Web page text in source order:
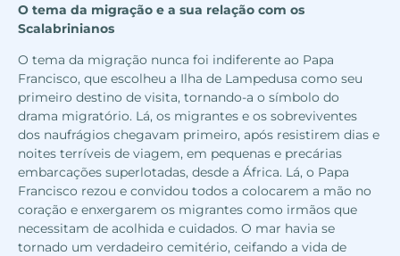
O tema da migração e a sua relação com os
Scalabrinianos
O tema da migração nunca foi indiferente ao Papa
Francisco, que escolheu a Ilha de Lampedusa como seu
primeiro destino de visita, tornando-a o símbolo do
drama migratório. Lá, os migrantes e os sobreviventes
dos naufrágios chegavam primeiro, após resistirem dias e
noites terríveis de viagem, em pequenas e precárias
embarcações superlotadas, desde a África. Lá, o Papa
Francisco rezou e convidou todos a colocarem a mão no
coração e enxergarem os migrantes como irmãos que
necessitam de acolhida e cuidados. O mar havia se
tornado um verdadeiro cemitério, ceifando a vida de